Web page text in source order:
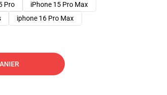
Pro
iPhone 15 Pro Max
iphone 16 Pro Max